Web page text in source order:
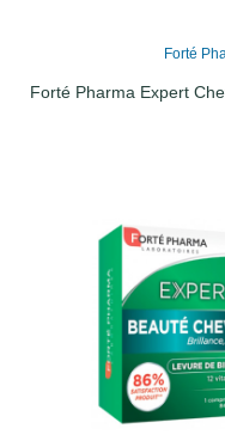
Forté
Forté Pharma Expert